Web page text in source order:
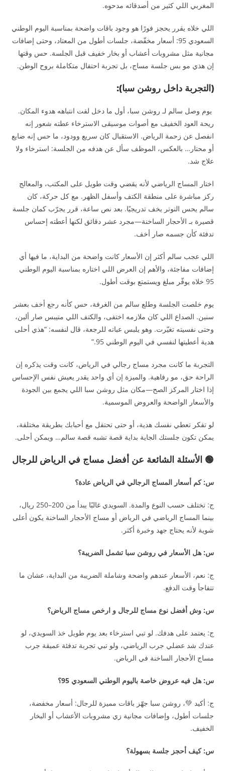
المغربي اللي كثير من أصدقائه مدحوه.
اللي خلاه يقرر يحجز فورًا هو وجود باقات واضحة بمناسبة اليوم الوطني
السعودي 95: أسعار مخفّضة، جلسات أطول من المعتاد، وحتى إضافات
مجانية مثل مشروبات أعشاب أو بخار خفيف قبل الجلسة. حس وقتها
إن هذي مو بس جلسة مساج، بل تجربة احتفال متكاملة بروح الوطن.
(التجربة داخل روشن سبا):
يوم وصل سالم لـ روشن سبا، أول ما دخل لفت انتباهه هدوء المكان.
ريحة العود الخفيف مع أصوات موسيقى الاسترخاء عطته شعور إنه
انفصل عن زحمة الرياض. الاستقبال كان سريع وودود، ما حس إنه ضايع
أو محتار… بالعكس، الموظف سأل عن هدفه من الجلسة: استرخاء ولا
علاج شد.
اختار المساج الرياضي لأنه يقضي وقت طويل على المكتب، والمعالج
ركز مباشرة على منطقة الكتف وأسفل الظهر. مع كل حركة، كان
سالم يحس التوتر يخف تدريجيًا. بعد نص ساعة، قرر يجرّب كمان جلسة
قصيرة بـ الأحجار الساخنة—مجرد عشر دقائق لكنها أعطته إحساس
تدفئة كأن جسمه صار أخف.
اللي عجب سالم أكثر إن الأسعار كانت واضحة من البداية، ما فيها أي
إضافات مفاجئة، والأهم إن العرض اللي اختاره بمناسبة اليوم الوطني
95 خلاه يوفّر مبلغ ويستمتع بوقت أطول.
يوم خلصت الجلسة وطلع سالم من الغرفة، حس كأنه رجع أخف بعشر
سنين. الصداع اللي كان ملازمه اختفى، والكتف اللي متيبس صار ألين،
وحتى نفسيته تغيّرت. وهو يلبس عباته للرجعة، قال لنفسه: “هذي أحلى
هدية أعطيتها لنفسي في اليوم الوطني 95.”
التجربة ما كانت مجرد مساج رجالي في الرياض، كانت وقت يذكره إن
الراحة حق، مو رفاهية. والميزة إن أي واحد يقدر يعيش نفس الإحساس
إذا اختار المركز الصح—مكان مثل روشن سبا اللي يجمع بين الجودة
والأسعار الواضحة والعروض الموسمية.
لو تفكر تعطي نفسك هدية، أو حتى تحتفل مع أحبابك بطريقة مختلفة،
يمكن تكون جلستك الجاية بداية قصة تشبه قصة سالم… ويمكن أحلى.
🟢 الأسئلة الشائعة عن أفضل مساج في الرياض للرجال
س: كم أسعار المساج الرجالي في الرياض عادة؟
ج: تختلف حسب النوع والمدة. السويدي غالبًا يبدأ من 200–250 ريال،
بينما المساج الرياضي في الرياض أو مساج الأحجار الساخنة يكون أعلى
شوية لأنه يحتاج جهد وخبرة أكثر.
س: هل الأسعار في روشن سبا تشمل الضريبة؟
ج: نعم، الأسعار عندهم واضحة وشاملة الضريبة من البداية، عشان ما
تتفاجأ وقت الدفع.
س: وش أفضل نوع مساج للرجال و ارخص مساج الرياض؟
ج: يعتمد على هدفك. لو تبي استرخاء بعد يوم طويل خذ السويدي، لو
عندك شد عضلي جرب الرياضي، ولو تبي تجربة تدفئة عميقة جرب
مساج الأحجار الساخنة في الرياض.
س: هل فيه عروض خاصة باليوم الوطني السعودي 95؟
ج: أكيد 💚، روشن سبا جهّز باقات مميزة للرجال: أسعار مخفضة،
جلسات أطول، وإضافات مجانية زي مشروبات الأعشاب أو البخار
الخفيف.
س: كيف أحجز جلسة بسهولة؟